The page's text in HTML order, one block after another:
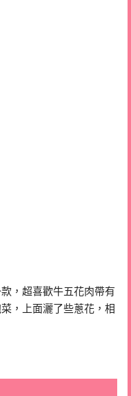
，超喜歡牛五花肉帶有
，上面灑了些蔥花，相